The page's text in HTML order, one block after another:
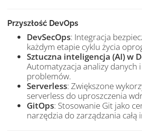
Przyszłość DevOps
DevSecOps: Integracja
każdym etapie cyklu życia
Sztuczna inteligencja (AI) w
Automatyzacja analizy danych
problemów.
Serverless: Zwiększone
serverless do uproszczenia
GitOps: Stosowanie Git jako
narzędzia do zarządzania